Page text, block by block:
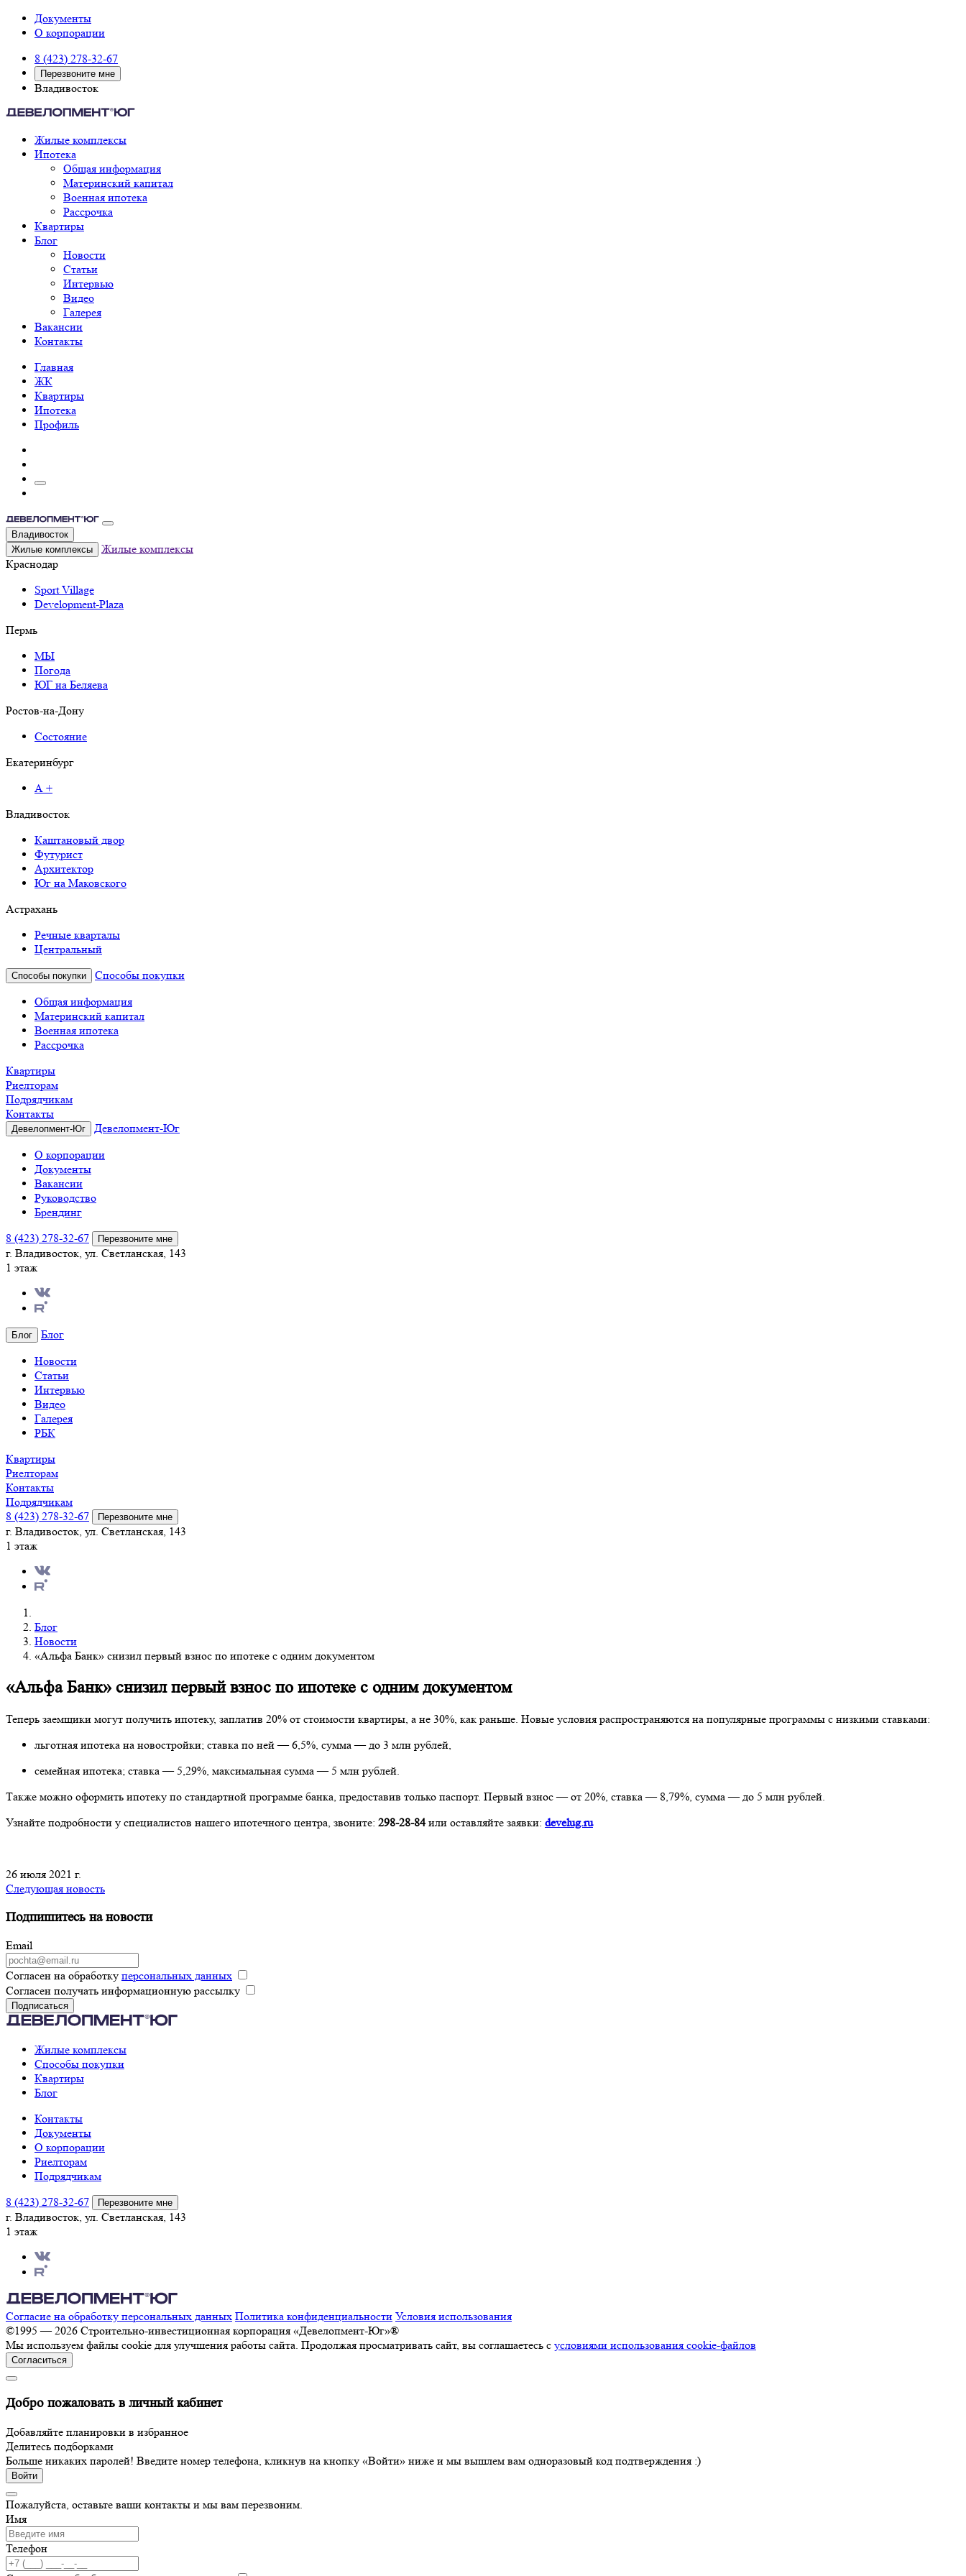
Документы
О корпорации
8 (423) 278-32-67
Перезвоните мне
Владивосток
Жилые комплексы
Ипотека
Общая информация
Материнский капитал
Военная ипотека
Рассрочка
Квартиры
Блог
Новости
Статьи
Интервью
Видео
Галерея
Вакансии
Контакты
Главная
ЖК
Квартиры
Ипотека
Профиль
Владивосток
Жилые комплексы
Жилые комплексы
Краснодар
Sport Village
Development-Plaza
Пермь
МЫ
Погода
ЮГ на Беляева
Ростов-на-Дону
Состояние
Екатеринбург
А +
Владивосток
Каштановый двор
Футурист
Архитектор
Юг на Маковского
Астрахань
Речные кварталы
Центральный
Способы покупки
Способы покупки
Общая информация
Материнский капитал
Военная ипотека
Рассрочка
Квартиры
Риелторам
Подрядчикам
Контакты
Девелопмент-Юг
Девелопмент-Юг
О корпорации
Документы
Вакансии
Руководство
Брендинг
8 (423) 278-32-67
Перезвоните мне
г. Владивосток, ул. Светланская, 143
1 этаж
Блог
Блог
Новости
Статьи
Интервью
Видео
Галерея
РБК
Квартиры
Риелторам
Контакты
Подрядчикам
8 (423) 278-32-67
Перезвоните мне
г. Владивосток, ул. Светланская, 143
1 этаж
Блог
Новости
«Альфа Банк» снизил первый взнос по ипотеке с одним документом
«Альфа Банк» снизил первый взнос по ипотеке с одним документом
Теперь заемщики могут получить ипотеку, заплатив 20% от стоимости квартиры, а не 30%, как раньше. Новые условия распространяются на популярные программы с низкими ставками:
льготная ипотека на новостройки; ставка по ней — 6,5%, сумма — до 3 млн рублей,
семейная ипотека; ставка — 5,29%, максимальная сумма — 5 млн рублей.
Также можно оформить ипотеку по стандартной программе банка, предоставив только паспорт. Первый взнос — от 20%, ставка — 8,79%, сумма — до 5 млн рублей.
Узнайте подробности у специалистов нашего ипотечного центра, звоните: 298-28-84или оставляйте заявки: develug.ru
26 июля 2021 г.
Следующая новость
Подпишитесь на новости
Email
Согласен на обработку персональных данных
Согласен получать информационную рассылку
Подписаться
Жилые комплексы
Способы покупки
Квартиры
Блог
Контакты
Документы
О корпорации
Риелторам
Подрядчикам
8 (423) 278-32-67
Перезвоните мне
г. Владивосток, ул. Светланская, 143
1 этаж
Согласие на обработку персональных данных Политика конфиденциальности Условия использования
©1995 — 2026 Строительно-инвестиционная корпорация «Девелопмент-Юг»®
Мы используем файлы cookie для улучшения работы сайта. Продолжая просматривать сайт, вы соглашаетесь с условиями использования cookie-файлов
Согласиться
Добро пожаловать в личный кабинет
Добавляйте планировки в избранное
Делитесь подборками
Больше никаких паролей! Введите номер телефона, кликнув на кнопку «Войти» ниже и мы вышлем вам одноразовый код подтверждения :)
Войти
Пожалуйста, оставьте ваши контакты и мы вам перезвоним.
Имя
Телефон